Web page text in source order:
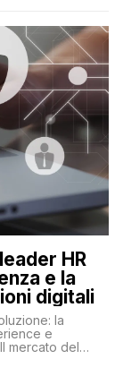
HR
e la
digitali
la
e
mercato del
con una lotta